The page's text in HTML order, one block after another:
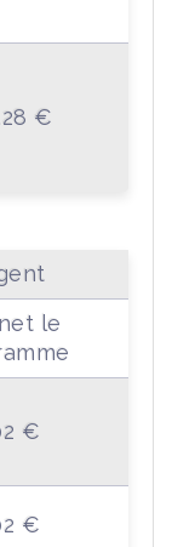
€
le
€
€